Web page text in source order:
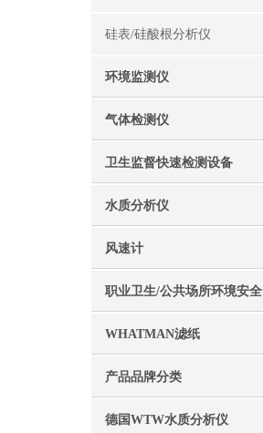
硅表/硅酸根分析仪
环境监测仪
气体检测仪
卫生监督快速检测设备
水质分析仪
风速计
职业卫生/公共场所环境安全
WHATMAN滤纸
产品品牌分类
德国WTW水质分析仪